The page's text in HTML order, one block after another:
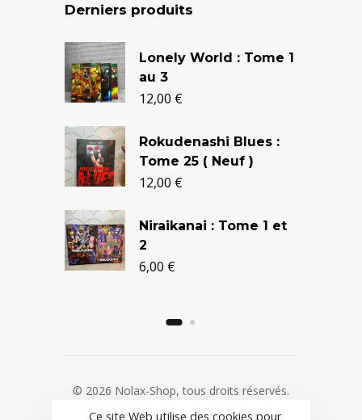
Derniers produits
Lonely World : Tome 1
au 3
12,00 €
Rokudenashi Blues :
Tome 25 ( Neuf )
12,00 €
Niraikanai : Tome 1 et
2
6,00 €
© 2026 Nolax-Shop, tous droits réservés.
Ce site Web utilise des cookies pour